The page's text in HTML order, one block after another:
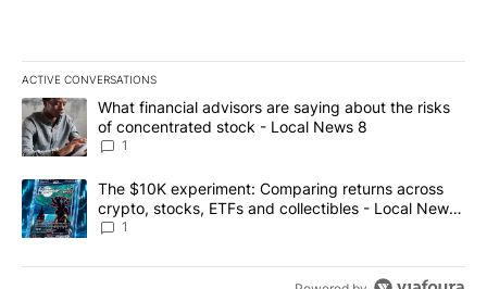
ACTIVE CONVERSATIONS
The following is a list of the most commented articles in the last
A trending article titled "What financial advisors are saying
What financial advisors are saying about the risks
of concentrated stock - Local News 8
1
A trending article titled "The $10K experiment: Comparing
The $10K experiment: Comparing returns across
crypto, stocks, ETFs and collectibles - Local News
8
1